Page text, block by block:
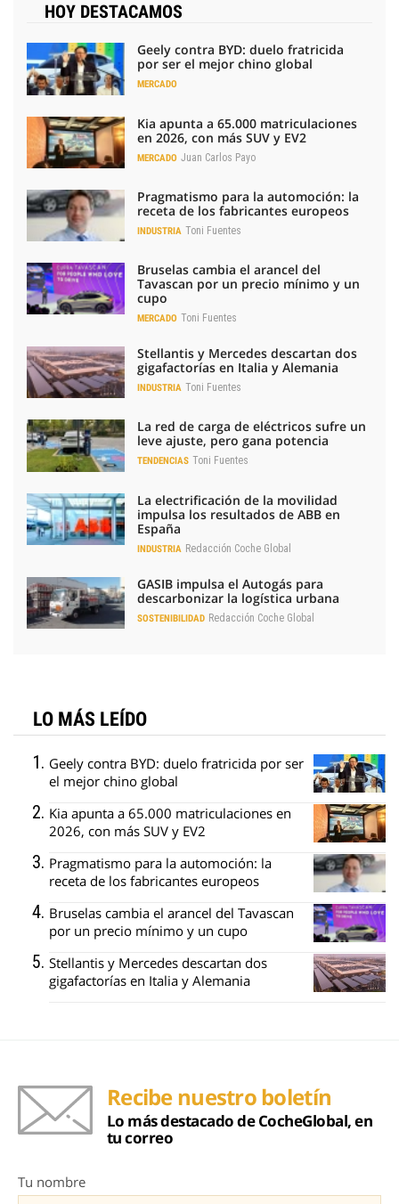
HOY DESTACAMOS
Geely contra BYD: duelo fratricida
por ser el mejor chino global
MERCADO
Kia apunta a 65.000 matriculaciones
en 2026, con más SUV y EV2
MERCADO Juan Carlos Payo
Pragmatismo para la automoción: la
receta de los fabricantes europeos
INDUSTRIA Toni Fuentes
Bruselas cambia el arancel del
Tavascan por un precio mínimo y un
cupo
MERCADO Toni Fuentes
Stellantis y Mercedes descartan dos
gigafactorías en Italia y Alemania
INDUSTRIA Toni Fuentes
La red de carga de eléctricos sufre un
leve ajuste, pero gana potencia
TENDENCIAS Toni Fuentes
La electrificación de la movilidad
impulsa los resultados de ABB en
España
INDUSTRIA Redacción Coche Global
GASIB impulsa el Autogás para
descarbonizar la logística urbana
SOSTENIBILIDAD Redacción Coche Global
LO MÁS LEÍDO
Geely contra BYD: duelo fratricida por ser
el mejor chino global
Kia apunta a 65.000 matriculaciones en
2026, con más SUV y EV2
Pragmatismo para la automoción: la
receta de los fabricantes europeos
Bruselas cambia el arancel del Tavascan
por un precio mínimo y un cupo
Stellantis y Mercedes descartan dos
gigafactorías en Italia y Alemania
Recibe nuestro boletín
Lo más destacado de CocheGlobal, en
tu correo
Tu nombre